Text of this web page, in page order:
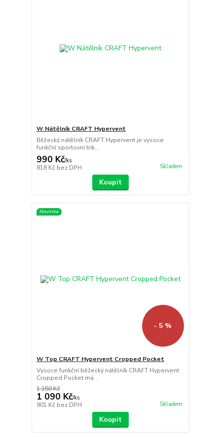
W Nátělník CRAFT Hypervent
Běžecký nátělník CRAFT Hypervent je vysoce
funkční sportovní trik...
990 Kč/ks
818 Kč bez DPH Skladem
Koupit
Novinka
- 5 %
W Top CRAFT Hypervent Cropped Pocket
Vysoce funkční běžecký nátělník CRAFT Hypervent
Cropped Pocket má...
1 150 Kč
1 090 Kč/ks
901 Kč bez DPH Skladem
Koupit